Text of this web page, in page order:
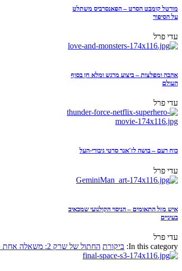
מורטל קומבט הסרט – הפאנסרביס משתלט
על הסיפור
עדי פרל
אהבה ומפלצות – ביצוע מרגש ומלא חן בסוף
העולם
עדי פרל
כוח רעם – בושה לז'אנר סרטי גיבורי-העל
עדי פרל
איש מזל התאומים – הניסוי הקולנועי שמכאיב
בעיניים
עדי פרל
In this category: ביקורת החתול של שרק 2: משאלה אחת ודי